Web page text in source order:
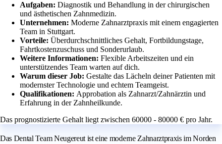
Aufgaben: Diagnostik und Behandlung in der chirurgischen
und ästhetischen Zahnmedizin.
Unternehmen: Moderne Zahnarztpraxis mit einem engagierten
Team in Stuttgart.
Vorteile: Überdurchschnittliches Gehalt, Fortbildungstage,
Fahrtkostenzuschuss und Sonderurlaub.
Weitere Informationen: Flexible Arbeitszeiten und ein
unterstützendes Team warten auf dich.
Warum dieser Job: Gestalte das Lächeln deiner Patienten mit
modernster Technologie und echtem Teamgeist.
Qualifikationen: Approbation als Zahnarzt/Zahnärztin und
Erfahrung in der Zahnheilkunde.
Das prognostizierte Gehalt liegt zwischen 60000 - 80000 € pro Jahr.
Das Dental Team Neugereut ist eine moderne Zahnarztpraxis im Norden